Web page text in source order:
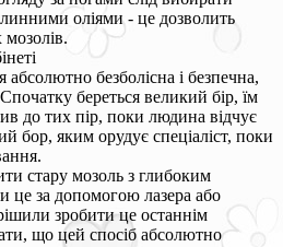
оліями - це дозволить
мозолів.
безболісна і безпечна,
береться великий бір, їм
до тих пір, поки людина відчує
бор, яким орудує спеціаліст, поки
стару мозоль з глибоким
це за допомогою лазера або
зробити це останнім
що цей спосіб абсолютно